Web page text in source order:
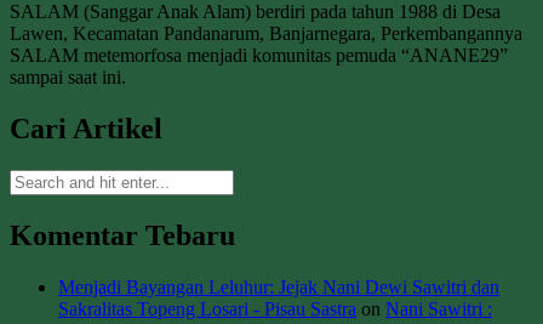
SALAM (Sanggar Anak Alam) berdiri pada tahun 1988 di Desa
Lawen, Kecamatan Pandanarum, Banjarnegara, Perkembangannya
SALAM metemorfosa menjadi komunitas pemuda “ANANE29”
sampai saat ini.
Cari Artikel
Komentar Tebaru
Menjadi Bayangan Leluhur: Jejak Nani Dewi Sawitri dan
Sakralitas Topeng Losari - Pisau Sastra on Nani Sawitri :